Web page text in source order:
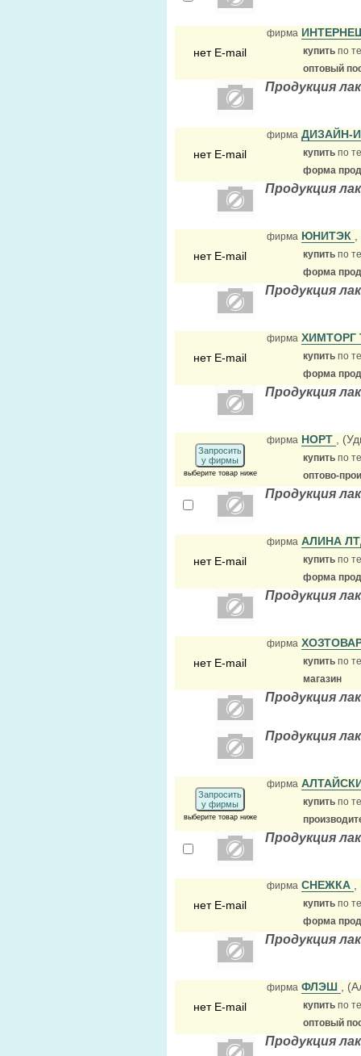
нет E-mail
фирма
купить по
оптовый
Продукция
нет E-mail
фирма ДИЗАЙН-
купить по
форма
Продукция
нет E-mail
фирма ЮНИТЭК
купить по
форма
Продукция
нет E-mail
фирма ХИМТОРГ
купить по
форма
Продукция
Запросить
у фирмы
выберите товар ниже
фирма НОРТ ,
купить по
оптово-
Продукция
нет E-mail
фирма АЛИНА
купить по
форма
Продукция
нет E-mail
фирма
купить по
магазин
Продукция
Продукция
Запросить
у фирмы
выберите товар ниже
фирма
купить по
Продукция
нет E-mail
фирма СНЕЖКА
купить по
форма
Продукция
нет E-mail
фирма ФЛЭШ ,
купить по
оптовый
Продукция